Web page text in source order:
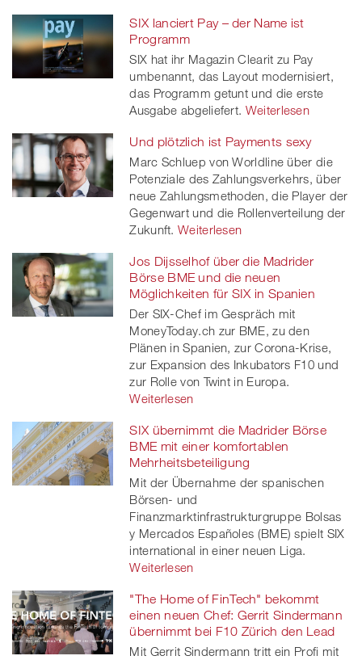
SIX lanciert Pay – der Name ist
Programm
SIX hat ihr Magazin Clearit zu Pay
umbenannt, das Layout modernisiert,
das Programm getunt und die erste
Ausgabe abgeliefert. Weiterlesen
Und plötzlich ist Payments sexy
Marc Schluep von Worldline über die
Potenziale des Zahlungsverkehrs, über
neue Zahlungsmethoden, die Player der
Gegenwart und die Rollenverteilung der
Zukunft.Weiterlesen
Jos Dijsselhof über die Madrider
Börse BME und die neuen
Möglichkeiten für SIX in Spanien
Der SIX-Chef im Gespräch mit
MoneyToday.ch zur BME, zu den
Plänen in Spanien, zur Corona-Krise,
zur Expansion des Inkubators F10 und
zur Rolle von Twint in Europa.
Weiterlesen
SIX übernimmt die Madrider Börse
BME mit einer komfortablen
Mehrheitsbeteiligung
Mit der Übernahme der spanischen
Börsen- und
Finanzmarktinfrastrukturgruppe Bolsas
y Mercados Españoles (BME) spielt SIX
international in einer neuen Liga.
Weiterlesen
"The Home of FinTech" bekommt
einen neuen Chef: Gerrit Sindermann
übernimmt bei F10 Zürich den Lead
Mit Gerrit Sindermann tritt ein Profi mit